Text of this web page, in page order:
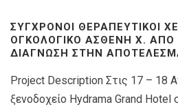
ΣΎΓΧΡΟΝΟΙ ΘΕΡΑΠΕΥΤΙΚΟΊ
ΟΓΚΟΛΟΓΙΚΌ ΑΣΘΕΝΉ X. ΑΠΌ
ΔΙΆΓΝΩΣΗ ΣΤΗΝ
Project Description Στις 17 – 18
ξενοδοχείο Hydrama Grand